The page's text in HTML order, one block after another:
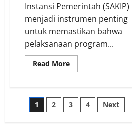
Instansi Pemerintah (SAKIP)
menjadi instrumen penting
untuk memastikan bahwa
pelaksanaan program...
Read MoreRead
more
Kinerja,
Sekjen
Kementerian
Paginasi
1 2 3 4 Next